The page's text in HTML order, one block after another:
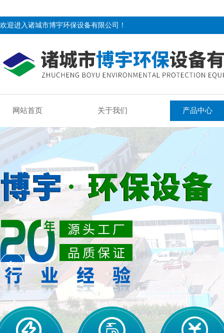
欢迎进入诸城市博宇环保设备有限公司！
网站首页 关于我们 产品中心